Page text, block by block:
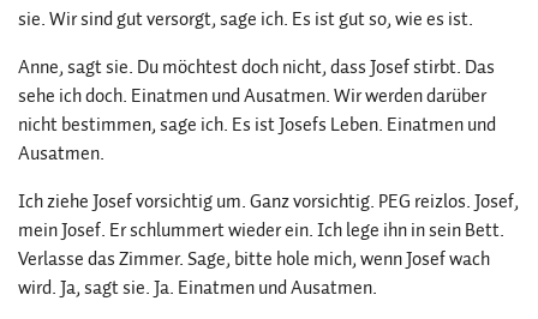
sie. Wir sind gut versorgt, sage ich. Es ist gut so, wie es ist.
Anne, sagt sie. Du möchtest doch nicht, dass Josef stirbt. Das
sehe ich doch. Einatmen und Ausatmen. Wir werden darüber
nicht bestimmen, sage ich. Es ist Josefs Leben. Einatmen und
Ausatmen.
Ich ziehe Josef vorsichtig um. Ganz vorsichtig. PEG reizlos. Josef,
mein Josef. Er schlummert wieder ein. Ich lege ihn in sein Bett.
Verlasse das Zimmer. Sage, bitte hole mich, wenn Josef wach
wird. Ja, sagt sie. Ja. Einatmen und Ausatmen.